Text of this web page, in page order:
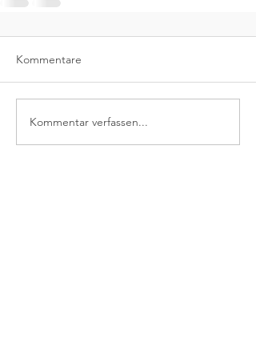
Kommentare
Kommentar verfassen...